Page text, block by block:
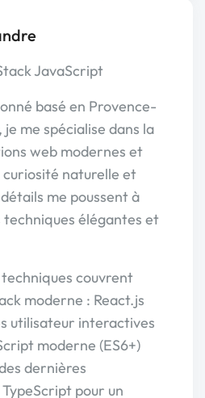
JavaScript
basé en Provence-
me spécialise dans la
web modernes et
naturelle et
me poussent à
techniques élégantes et
couvrent
moderne : React.js
utilisateur interactives
moderne (ES6+)
dernières
pour un